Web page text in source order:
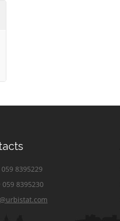
8395229
8395230